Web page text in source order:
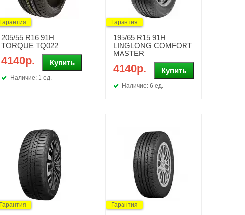
Гарантия
205/55 R16 91H
TORQUE TQ022
4140р.
Наличие: 1 ед.
Гарантия
195/65 R15 91H
LINGLONG COMFORT
MASTER
4140р.
Наличие: 6 ед.
Гарантия Гарантия